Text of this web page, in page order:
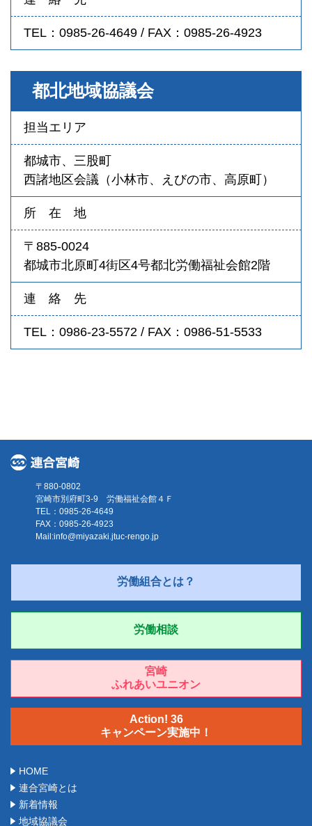
TEL：0985-26-4649 / FAX：0985-26-4923
都北地域協議会
担当エリア
都城市、三股町
西諸地区会議（小林市、えびの市、高原町）
所 在 地
〒885-0024
都城市北原町4街区4号都北労働福祉会館2階
連 絡 先
TEL：0986-23-5572 / FAX：0986-51-5533
〒880-0802
宮崎市別府町3-9 労働福祉会館４Ｆ
TEL：0985-26-4649
FAX：0985-26-4923
Mail:info@miyazaki.jtuc-rengo.jp
労働組合とは？
労働相談
宮崎
ふれあいユニオン
Action! 36
キャンペーン実施中！
HOME
連合宮崎とは
新着情報
地域協議会